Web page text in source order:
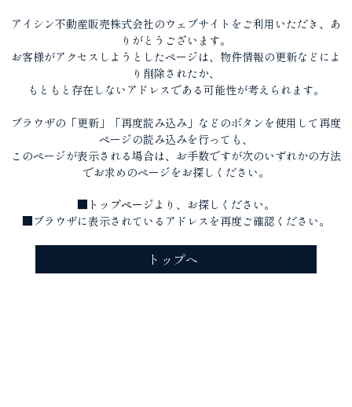
アイシン不動産販売株式会社のウェブサイトをご利用いただき、あ
りがとうございます。
お客様がアクセスしようとしたページは、物件情報の更新などによ
り削除されたか、
もともと存在しないアドレスである可能性が考えられます。
ブラウザの「更新」「再度読み込み」などのボタンを使用して再度
ページの読み込みを行っても、
このページが表示される場合は、お手数ですが次のいずれかの方法
でお求めのページをお探しください。
■ トップページより、お探しください。
■ブラウザに表示されているアドレスを再度ご確認ください。
トップへ